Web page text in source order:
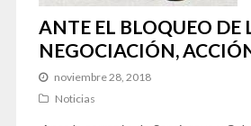
ANTE EL BLOQUEO DE
NEGOCIACIÓN,
noviembre 28, 2018
Noticias